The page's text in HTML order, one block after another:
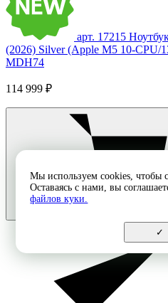
арт. 17215
(2026) Silver (Apple M5 10-CPU/
MDH74
114 999 ₽
Мы используем cookies, чтобы
Оставаясь с нами, вы
файлов куки.
✓